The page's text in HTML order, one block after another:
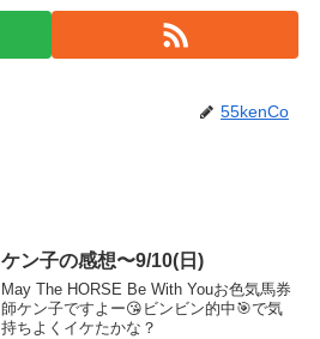
55kenCo
ケン子の感想〜9/10(日)
May The HORSE Be With Youお色気馬券
師ケン子ですよー😘ビンビン的中🎯で気
持ちよくイケたかな？